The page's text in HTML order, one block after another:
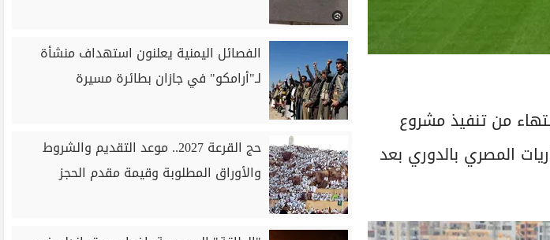
من تنفيذ مشروع
المصري بالدوري بعد
الفصائل اليمنية يعلنون استهداف منشأة
لـ"أرامكو" في جازان بطائرة مسيرة
حج القرعة 2027.. موعد التقديم والشروط
والأوراق المطلوبة وقيمة مقدم الحجز